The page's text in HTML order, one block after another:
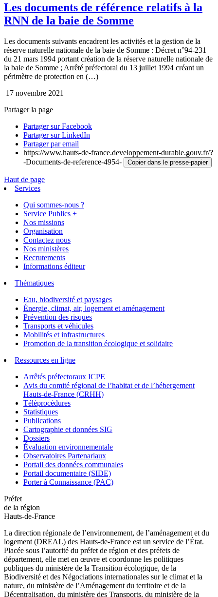
Les documents de référence relatifs à la
RNN de la baie de Somme
Les documents suivants encadrent les activités et la gestion de la
réserve naturelle nationale de la baie de Somme : Décret n°94-231
du 21 mars 1994 portant création de la réserve naturelle nationale de
la baie de Somme ; Arrêté préfectoral du 13 juillet 1994 créant un
périmètre de protection en (…)
17 novembre 2021
Partager la page
Partager sur Facebook
Partager sur LinkedIn
Partager par email
https://www.hauts-de-france.developpement-durable.gouv.fr/?
-Documents-de-reference-4954-
Copier dans le presse-papier
Haut de page
Services
Qui sommes-nous ?
Service Publics +
Nos missions
Organisation
Contactez nous
Nos ministères
Recrutements
Informations éditeur
Thématiques
Eau, biodiversité et paysages
Énergie, climat, air, logement et aménagement
Prévention des risques
Transports et véhicules
Mobilités et infrastructures
Promotion de la transition écologique et solidaire
Ressources en ligne
Arrêtés préfectoraux ICPE
Avis du comité régional de l’habitat et de l’hébergement
Hauts-de-France (CRHH)
Téléprocédures
Statistiques
Publications
Cartographie et données SIG
Dossiers
Évaluation environnementale
Observatoires Partenariaux
Portail des données communales
Portail documentaire (SIDE)
Porter à Connaissance (PAC)
Préfet
de la région
Hauts-de-France
La direction régionale de l’environnement, de l’aménagement et du
logement (DREAL) des Hauts-de-France est un service de l’État.
Placée sous l’autorité du préfet de région et des préfets de
département, elle met en œuvre et coordonne les politiques
publiques du ministère de la Transition écologique, de la
Biodiversité et des Négociations internationales sur le climat et la
nature, du ministère de l’Aménagement du territoire et de la
Décentralisation, du ministère des Transports, du ministère de la